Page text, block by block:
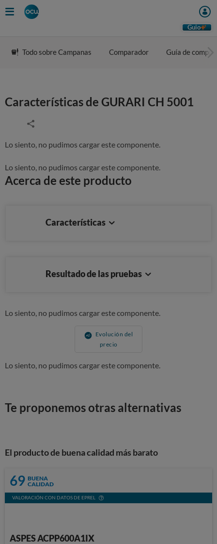
Guio
Todo sobre Campanas Comparador Guía de compra
Características de GURARI CH 5001
Lo siento, no pudimos cargar este componente.
Lo siento, no pudimos cargar este componente.
Acerca de este producto
Características
Resultado de las pruebas
Lo siento, no pudimos cargar este componente.
Evolución del
precio
Lo siento, no pudimos cargar este componente.
Te proponemos otras alternativas
El producto de buena calidad más barato
69 BUENA
CALIDAD
VALORACIÓN CON DATOS DE EPREL
ASPES ACPP600A1IX